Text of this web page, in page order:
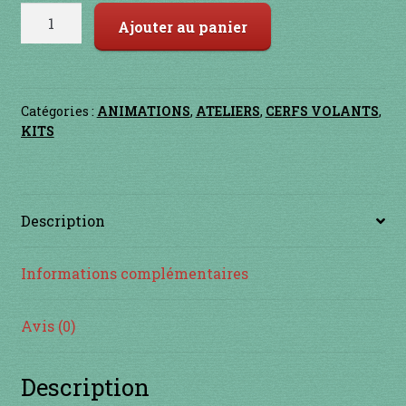
Contact
en bronze
en cuivre
en plastique
GUIMBARDES
Cerfs
Volants
Ajouter au panier
Catégories : ANIMATIONS, ATELIERS, CERFS VOLANTS,
KITS
Description
Informations complémentaires
Avis (0)
Description